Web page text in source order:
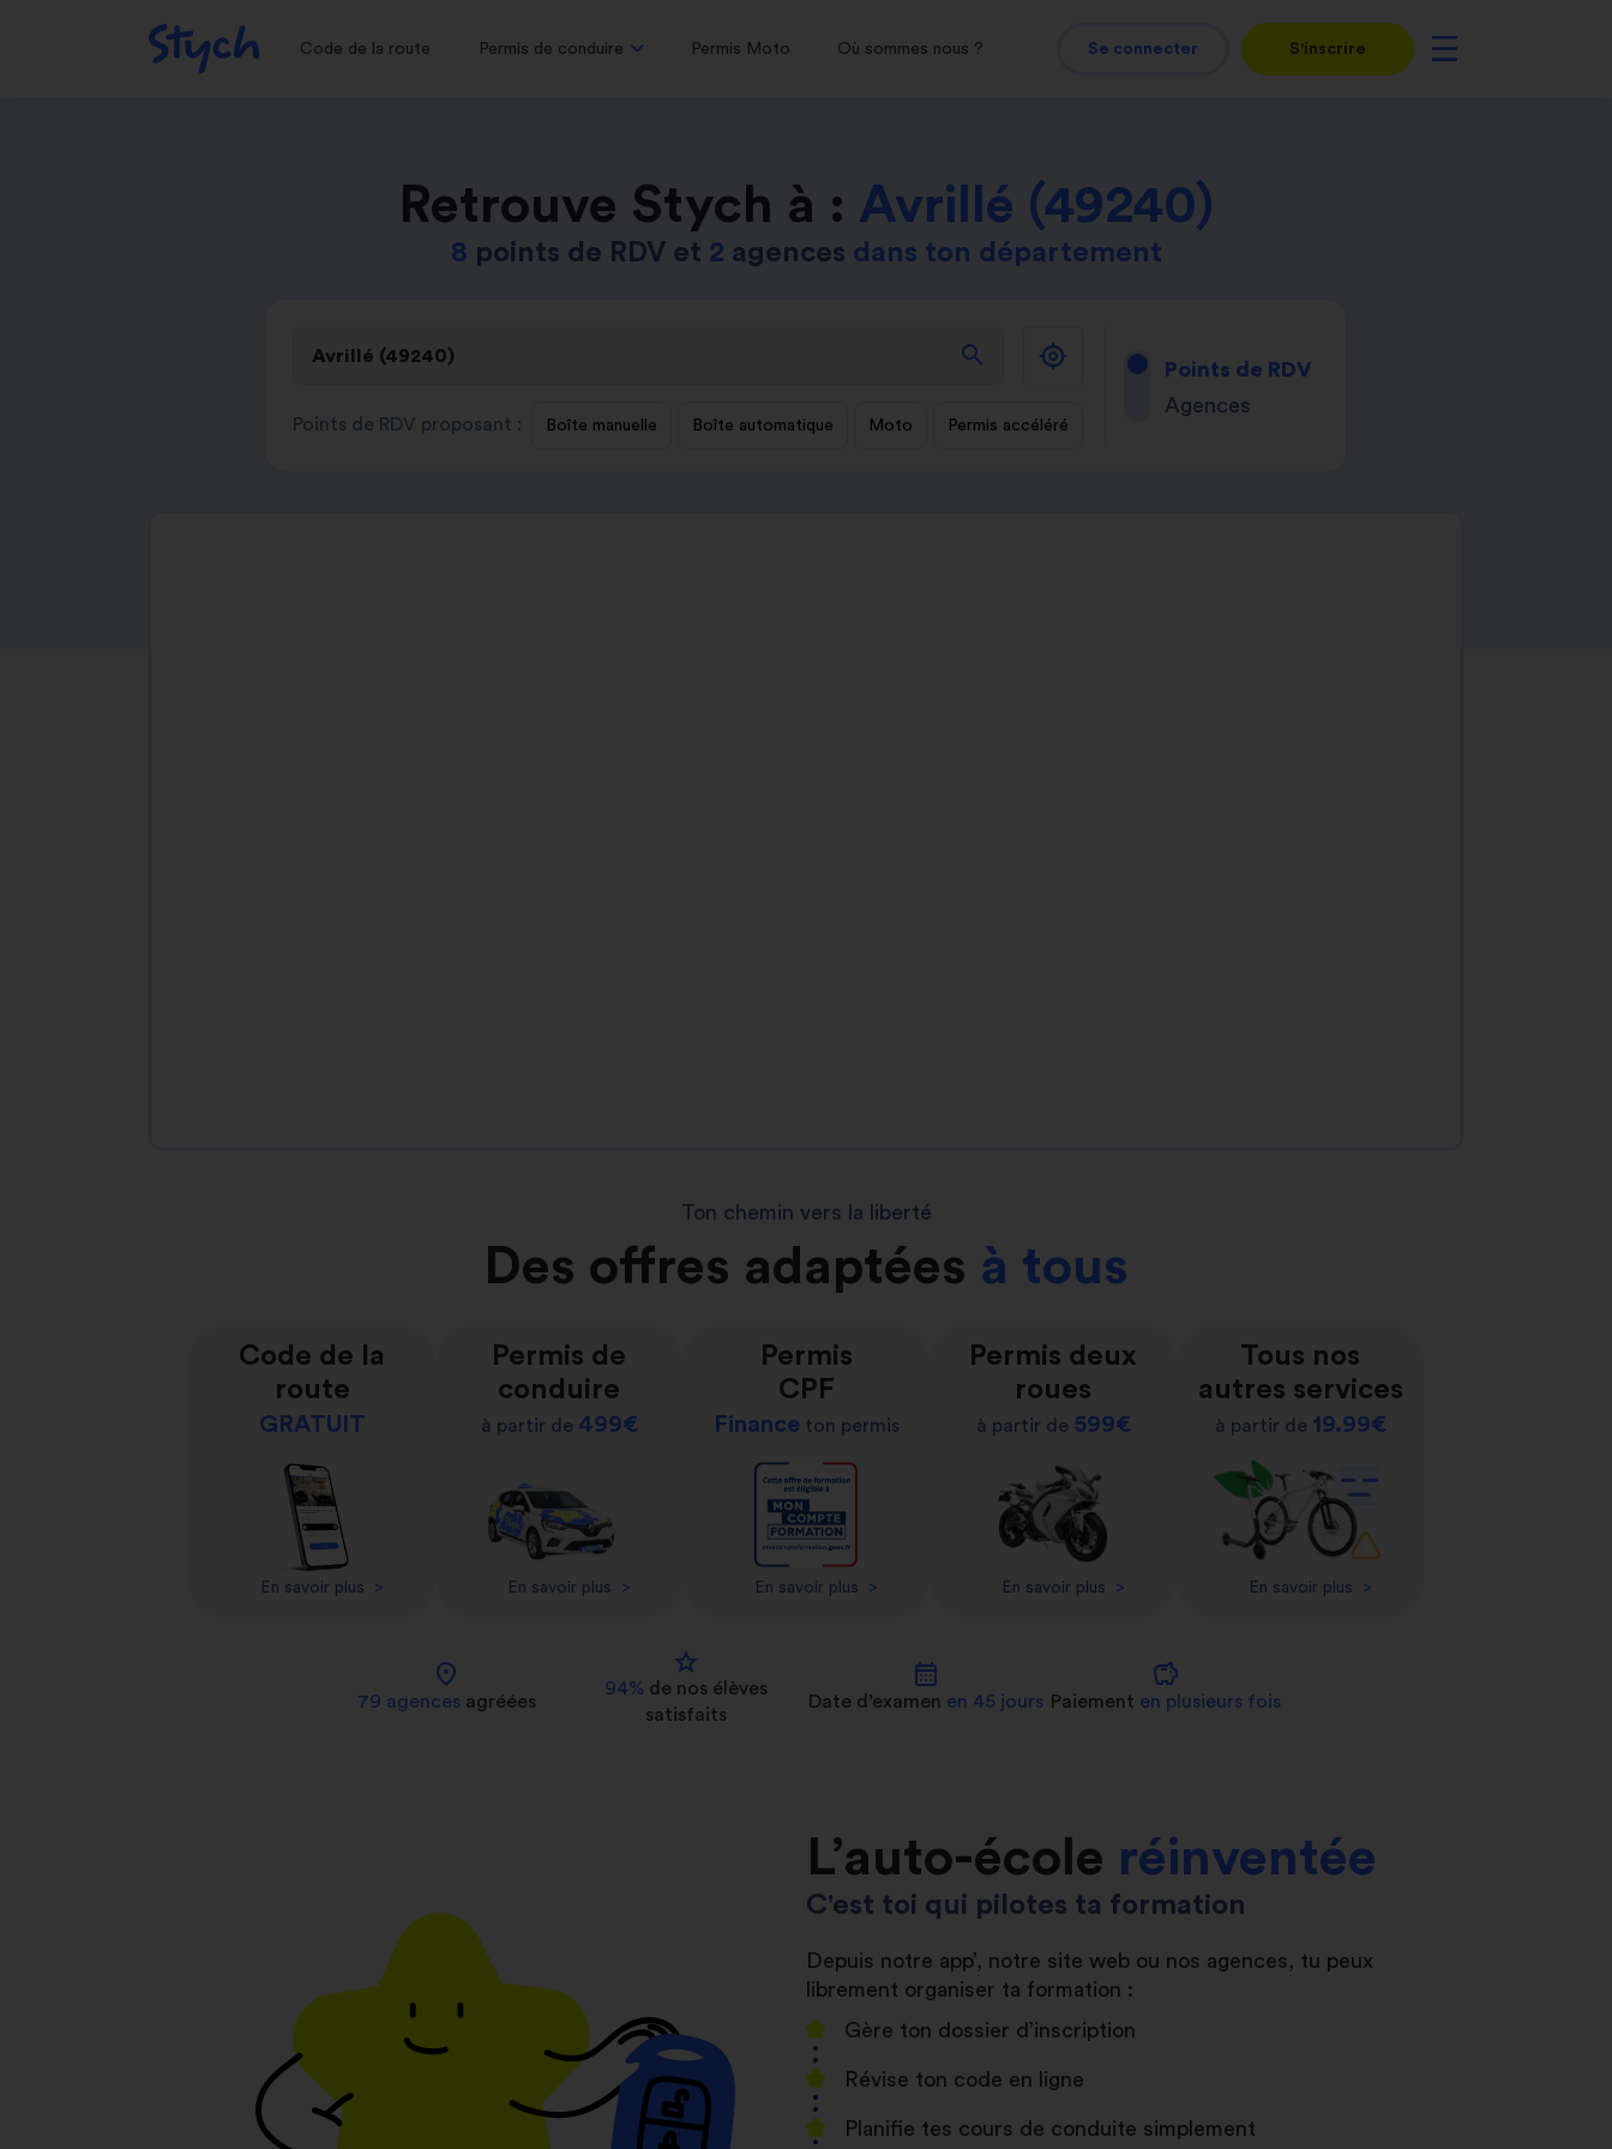
Code de la route Permis de conduire Permis Moto Où sommes nous ? Se connecter S'inscrire
Retrouve Stych à : Avrillé (49240)
8 points de RDV et 2 agences dans ton département
search
Points de RDV proposant : Boîte manuelle Boîte automatique Moto Permis accéléré
Points de RDV
Agences
Ton chemin vers la liberté
Des offres adaptées à tous
Code de la
route
GRATUIT
En savoir plus >
Permis de
conduire
à partir de 499€
En savoir plus >
Permis
CPF
Financeton permis
En savoir plus >
Permis deux
roues
à partir de 599€
En savoir plus >
Tous nos
autres services
à partir de 19.99€
En savoir plus >
location_on
79 agences agréées
star
94% de nos élèves
satisfaits
calendar_month
Date d’examen en 45 jours
savings
Paiement en plusieurs fois
L’auto-école réinventée
C'est toi qui pilotes ta formation
Depuis notre app’, notre site web ou nos agences, tu peux
librement organiser ta formation :
Gère ton dossier d’inscription
Révise ton code en ligne
Planifie tes cours de conduite simplement